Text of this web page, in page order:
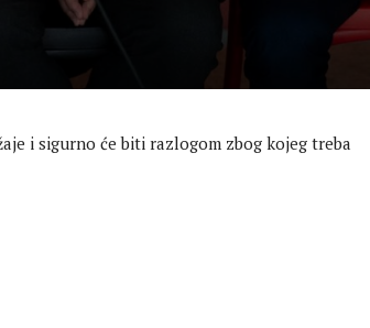
i sigurno će biti razlogom zbog kojeg treba